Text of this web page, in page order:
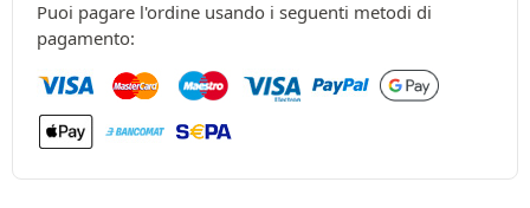
Puoi pagare l'ordine usando i seguenti metodi di
pagamento: